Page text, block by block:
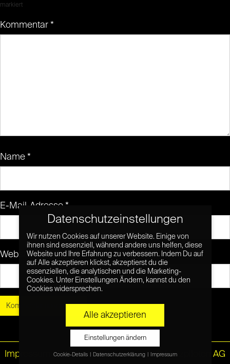
markiert
Kommentar *
Name *
E-Mail-Adresse *
Website
Impressum |Datenschutz © Netzpiloten AG
Datenschutzeinstellungen
Wir nutzen Cookies auf unserer Website. Einige von
ihnen sind essenziell, während andere uns helfen, diese
Website und Ihre Erfahrung zu verbessern. Indem Du auf
auf Alle akzeptieren klickst, akzeptierst du die
essenziellen, die analytischen und die Marketing-
Cookies. Unter Einstellungen Ändern, kannst du den
Cookies widersprechen.
Alle akzeptieren
Einstellungen ändern
Cookie-Details Datenschutzerklärung Impressum